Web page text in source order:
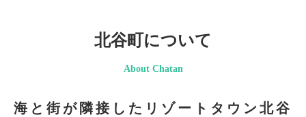
北谷町について
About Chatan
海と街が隣接したリゾートタウン北谷